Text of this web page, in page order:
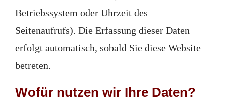
Betriebssystem oder Uhrzeit des
Seitenaufrufs). Die Erfassung dieser Daten
erfolgt automatisch, sobald Sie diese Website
betreten.
Wofür nutzen wir Ihre Daten?